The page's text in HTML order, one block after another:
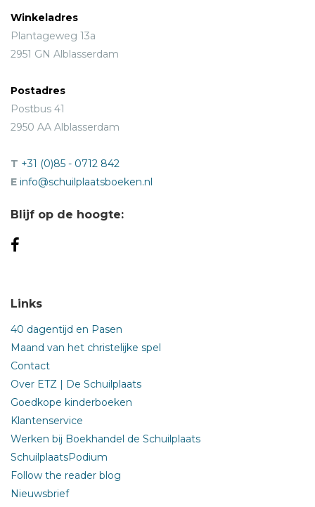
Winkeladres
Plantageweg 13a
2951 GN Alblasserdam
Postadres
Postbus 41
2950 AA Alblasserdam
T +31 (0)85 - 0712 842
E info@schuilplaatsboeken.nl
Blijf op de hoogte:
Links
40 dagentijd en Pasen
Maand van het christelijke spel
Contact
Over ETZ | De Schuilplaats
Goedkope kinderboeken
Klantenservice
Werken bij Boekhandel de Schuilplaats
SchuilplaatsPodium
Follow the reader blog
Nieuwsbrief